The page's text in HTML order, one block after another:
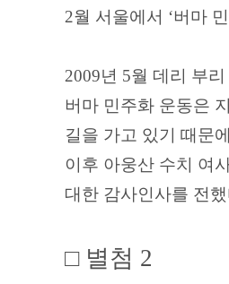
2월 서울에서 ‘버마
2009년 5월 데리 부
버마 민주화 운동은
길을 가고 있기 때문
이후 아웅산 수치 여
대한 감사인사를 전
□ 별첨 2